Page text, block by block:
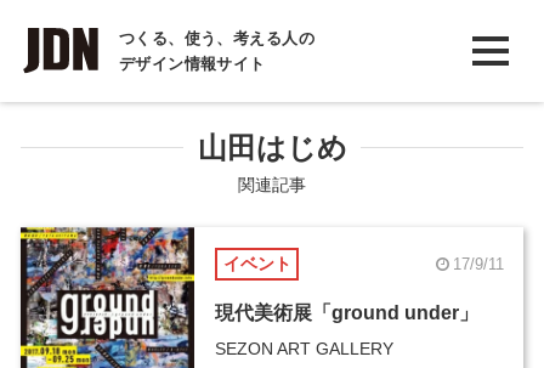
つくる、使う、考える人の
デザイン情報サイト
INTERVIEW
インタビュー
COLUMN
コラム
山田はじめ
関連記事
イベント 17/9/11
現代美術展「ground under」
SEZON ART GALLERY